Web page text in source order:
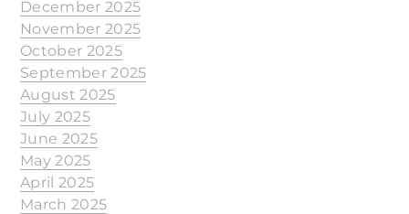
December 2025
November 2025
October 2025
September 2025
August 2025
July 2025
June 2025
May 2025
April 2025
March 2025